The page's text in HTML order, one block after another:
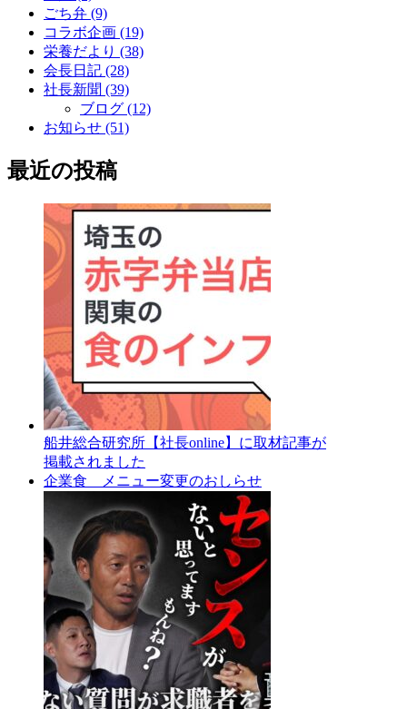
ごち弁 (9)
コラボ企画 (19)
栄養だより (38)
会長日記 (28)
社長新聞 (39)
ブログ (12)
お知らせ (51)
最近の投稿
船井総合研究所【社長online】に取材記事が
掲載されました
企業食 メニュー変更のおしらせ